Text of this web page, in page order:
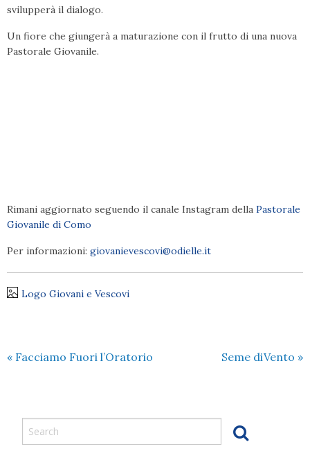
svilupperà il dialogo.
Un fiore che giungerà a maturazione con il frutto di una nuova
Pastorale Giovanile.
Rimani aggiornato seguendo il canale Instagram della Pastorale
Giovanile di Como
Per informazioni: giovanievescovi@odielle.it
Logo Giovani e Vescovi
« Facciamo Fuori l’Oratorio Seme diVento »